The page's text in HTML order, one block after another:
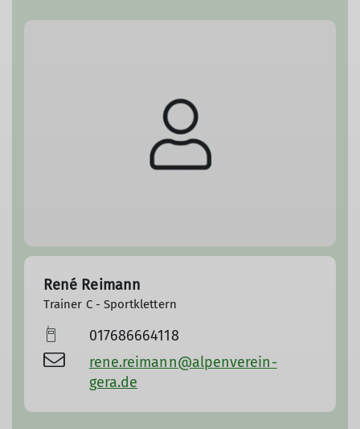
René Reimann
Trainer C - Sportklettern
017686664118
rene.reimann@alpenverein-
gera.de